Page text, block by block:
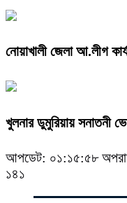
নোয়াখালী জেলা আ.লীগ
খুলনার ডুমুরিয়ায় সনাতনী
আপডেট: ০১:১৫:৫৮
১৪১